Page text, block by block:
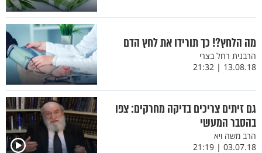
מה הלחץ?! כך תורידו את לחץ הדם
הרבנית רחל בצרי
13.08.18 | 21:32
גם זיתים צריכים בדיקה מחרקים: צפו
בהסבר המעשי
הרב משה ויא
03.07.18 | 21:19